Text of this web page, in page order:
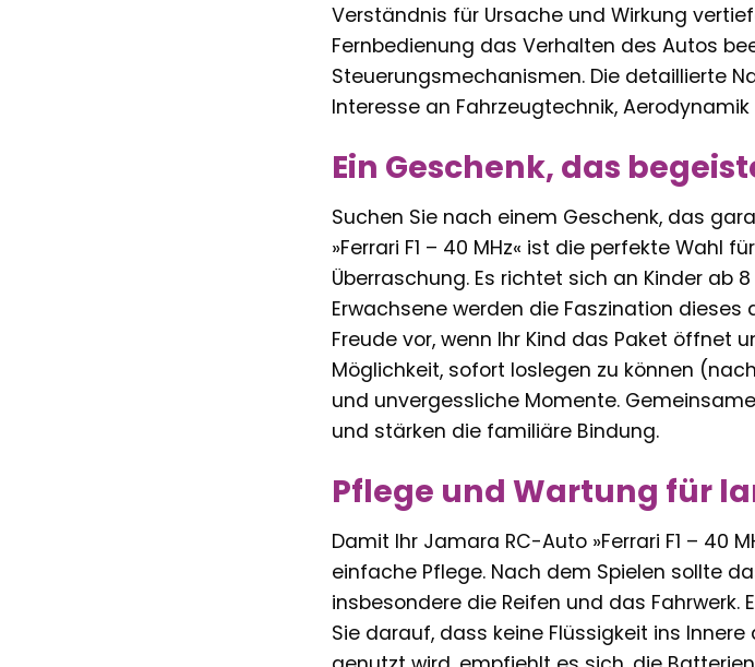
Verständnis für Ursache und Wirkung
Fernbedienung das Verhalten des Autos
Steuerungsmechanismen. Die detaillierte
Interesse an Fahrzeugtechnik,
Ein Geschenk, das
Suchen Sie nach einem Geschenk, das
»Ferrari F1 – 40 MHz« ist die perfekte Wahl
Überraschung. Es richtet sich an Kinder ab
Erwachsene werden die Faszination
Freude vor, wenn Ihr Kind das Paket öffnet
Möglichkeit, sofort loslegen zu können
und unvergessliche Momente.
und stärken die familiäre Bindung.
Pflege und Wartung für
Damit Ihr Jamara RC-Auto »Ferrari F1 – 40
einfache Pflege. Nach dem Spielen sollte
insbesondere die Reifen und das
Sie darauf, dass keine Flüssigkeit ins